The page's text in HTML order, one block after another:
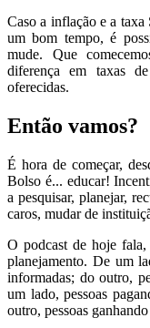
Caso a inflação e a
um bom tempo, é
mude. Que
diferença em taxas
oferecidas.
Então vamos?
É hora de começar,
Bolso é... educar!
a pesquisar, planejar,
caros, mudar de
O podcast de hoje fala,
planejamento. De um
informadas; do outro,
um lado, pessoas
outro, pessoas